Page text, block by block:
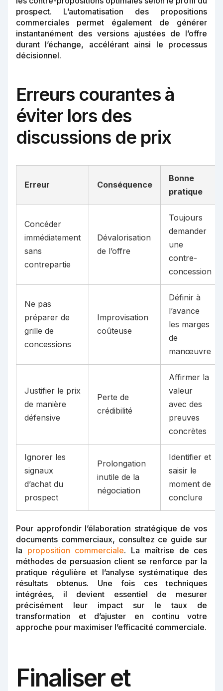
prospect. L’automatisation des propositions
commerciales permet également de générer
instantanément des versions ajustées de l’offre
durant l’échange, accélérant ainsi le processus
décisionnel.
Erreurs courantes à
éviter lors des
discussions de prix
Erreur Conséquence
Bonne
pratique
Concéder
immédiatement
sans
contrepartie
Dévalorisation
de l’offre
Toujours
demander
une
contre-
concession
Ne pas
préparer de
grille de
concessions
Improvisation
coûteuse
Définir à
l’avance
les marges
de
manœuvre
Justifier le prix
de manière
défensive
Perte de
crédibilité
Affirmer la
valeur
avec des
preuves
concrètes
Ignorer les
signaux
d’achat du
prospect
Prolongation
inutile de la
négociation
Identifier et
saisir le
moment de
conclure
Pour approfondir l’élaboration stratégique de vos
documents commerciaux, consultez ce guide sur
la proposition commerciale. La maîtrise de ces
méthodes de persuasion client se renforce par la
pratique régulière et l’analyse systématique des
résultats obtenus. Une fois ces techniques
intégrées, il devient essentiel de mesurer
précisément leur impact sur le taux de
transformation et d’ajuster en continu votre
approche pour maximiser l’efficacité commerciale.
Finaliser et